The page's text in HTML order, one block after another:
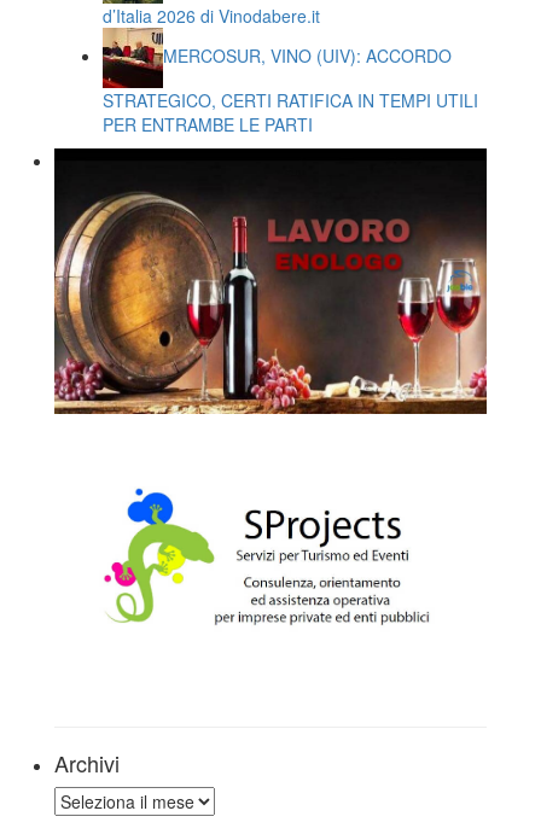
d’Italia 2026 di Vinodabere.it
MERCOSUR, VINO (UIV): ACCORDO
STRATEGICO, CERTI RATIFICA IN TEMPI UTILI
PER ENTRAMBE LE PARTI
Archivi
Archivi